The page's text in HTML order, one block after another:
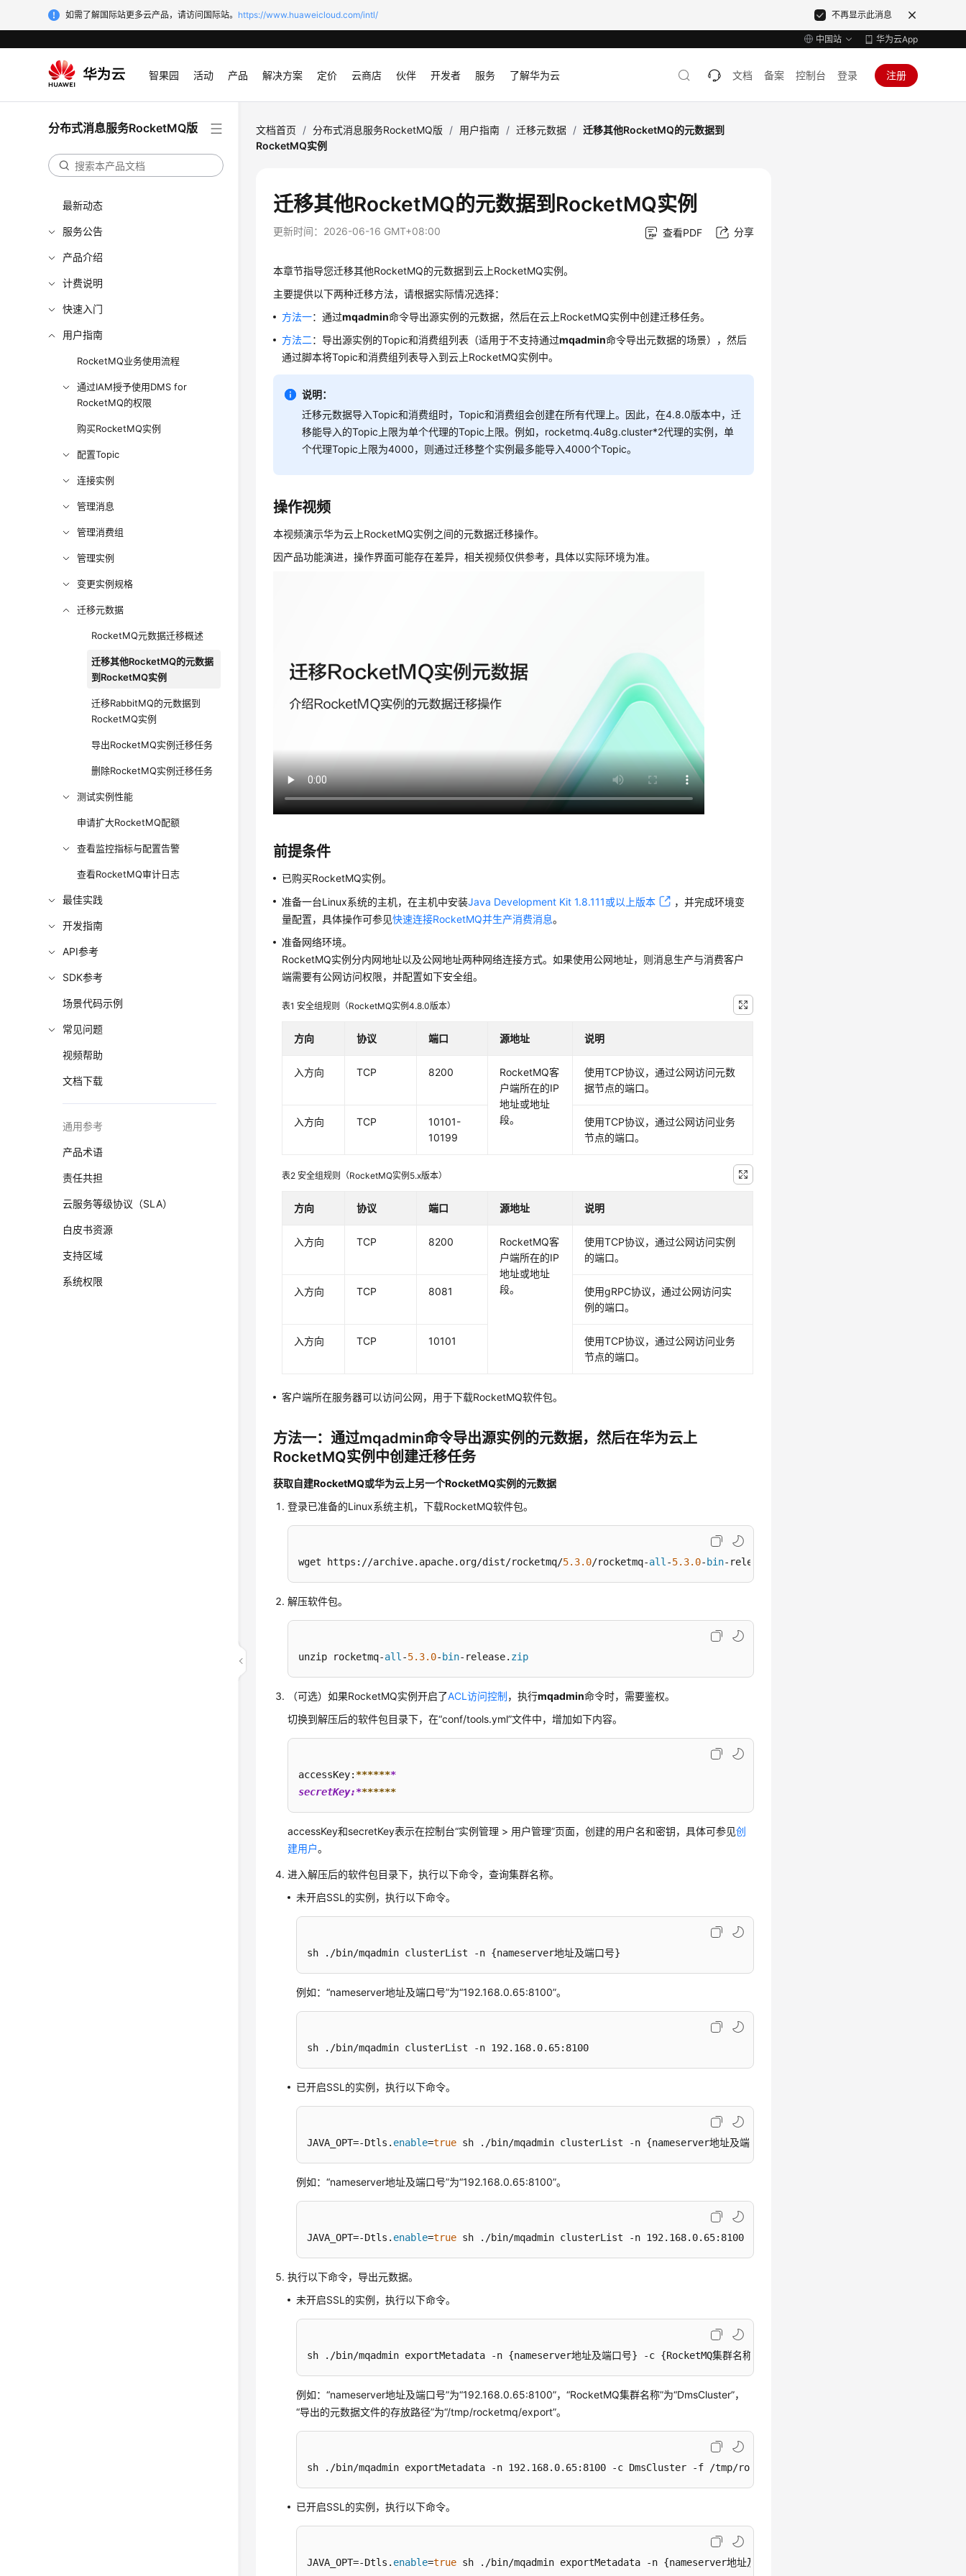
如需了解国际站更多云产品，请访问国际站。 https://www.huaweicloud.com/intl/ 不再显示此消息
中国站 华为云App
智果园 活动 产品 解决方案 定价 云商店 伙伴 开发者 服务 了解华为云 文档 备案 控制台 登录 注册
分布式消息服务RocketMQ版
最新动态
服务公告
产品介绍
计费说明
快速入门
用户指南
RocketMQ业务使用流程
通过IAM授予使用DMS for
RocketMQ的权限
购买RocketMQ实例
配置Topic
连接实例
管理消息
管理消费组
管理实例
变更实例规格
迁移元数据
RocketMQ元数据迁移概述
迁移其他RocketMQ的元数据
到RocketMQ实例
迁移RabbitMQ的元数据到
RocketMQ实例
导出RocketMQ实例迁移任务
删除RocketMQ实例迁移任务
测试实例性能
申请扩大RocketMQ配额
查看监控指标与配置告警
查看RocketMQ审计日志
最佳实践
开发指南
API参考
SDK参考
场景代码示例
常见问题
视频帮助
文档下载
通用参考
产品术语
责任共担
云服务等级协议（SLA）
白皮书资源
支持区域
系统权限
文档首页 / 分布式消息服务RocketMQ版 / 用户指南 / 迁移元数据 / 迁移其他RocketMQ的元数据到
RocketMQ实例
迁移其他RocketMQ的元数据到RocketMQ实例
更新时间： 2026-06-16 GMT+08:00 查看PDF 分享
本章节指导您迁移其他RocketMQ的元数据到云上RocketMQ实例。
主要提供以下两种迁移方法，请根据实际情况选择：
方法一：通过mqadmin命令导出源实例的元数据，然后在云上RocketMQ实例中创建迁移任务。
方法二 ：导出源实例的Topic和消费组列表（适用于不支持通过mqadmin命令导出元数据的场景），然后
通过脚本将Topic和消费组列表导入到云上RocketMQ实例中。
说明：
迁移元数据导入Topic和消费组时，Topic和消费组会创建在所有代理上。因此，在4.8.0版本中，迁
移能导入的Topic上限为单个代理的Topic上限。例如，rocketmq.4u8g.cluster*2代理的实例，单
个代理Topic上限为4000，则通过迁移整个实例最多能导入4000个Topic。
操作视频
本视频演示华为云上RocketMQ实例之间的元数据迁移操作。
因产品功能演进，操作界面可能存在差异，相关视频仅供参考，具体以实际环境为准。
前提条件
已购买RocketMQ实例。
准备一台Linux系统的主机，在主机中安装Java Development Kit 1.8.111或以上版本
，并完成环境变
量配置，具体操作可参见快速连接RocketMQ并生产消费消息。
准备网络环境。
RocketMQ实例分内网地址以及公网地址两种网络连接方式。如果使用公网地址，则消息生产与消费客户
端需要有公网访问权限，并配置如下安全组。
表1安全组规则（RocketMQ实例4.8.0版本）
方向 协议 端口 源地址 说明
入方向 TCP 8200
RocketMQ客
户端所在的IP
地址或地址
段。
使用TCP协议，通过公网访问元数
据节点的端口。
入方向 TCP
10101-
10199
使用TCP协议，通过公网访问业务
节点的端口。
表2安全组规则（RocketMQ实例5.x版本）
方向 协议 端口 源地址 说明
入方向 TCP 8200
RocketMQ客
户端所在的IP
地址或地址
段。
使用TCP协议，通过公网访问实例
的端口。
入方向 TCP 8081
使用gRPC协议，通过公网访问实
例的端口。
入方向 TCP 10101
使用TCP协议，通过公网访问业务
节点的端口。
客户端所在服务器可以访问公网，用于下载RocketMQ软件包。
方法一：通过mqadmin命令导出源实例的元数据，然后在华为云上
RocketMQ实例中创建迁移任务
获取自建RocketMQ或华为云上另一个RocketMQ实例的元数据
登录已准备的Linux系统主机，下载RocketMQ软件包。
wget https://archive.apache.org/dist/rocketmq/5.3.0/rocketmq-all -5.3.0-bin-release.
解压软件包。
unzip rocketmq-all -5.3.0-bin-release. zip
（可选）如果RocketMQ实例开启了ACL访问控制，执行mqadmin命令时，需要鉴权。
切换到解压后的软件包目录下，在“conf/tools.yml”文件中，增加如下内容。
accessKey: *******
secretKey:*******
accessKey和secretKey表示在控制台“实例管理 > 用户管理”页面，创建的用户名和密钥，具体可参见创
建用户。
进入解压后的软件包目录下，执行以下命令，查询集群名称。
未开启SSL的实例，执行以下命令。
sh ./bin/mqadmin clusterList -n {nameserver地址及端口号}
例如：“nameserver地址及端口号”为“192.168.0.65:8100”。
sh ./bin/mqadmin clusterList -n 192.168.0.65:8100
已开启SSL的实例，执行以下命令。
JAVA_OPT=-Dtls. enable=true sh ./bin/mqadmin clusterList -n {nameserver地址及端口号}
例如：“nameserver地址及端口号”为“192.168.0.65:8100”。
JAVA_OPT=-Dtls. enable=true sh ./bin/mqadmin clusterList -n 192.168.0.65:8100
执行以下命令，导出元数据。
未开启SSL的实例，执行以下命令。
sh ./bin/mqadmin exportMetadata -n {nameserver地址及端口号} -c {RocketMQ集群名称} -f {导出的元数据文件的存放路径}
例如：“nameserver地址及端口号”为“192.168.0.65:8100”，“RocketMQ集群名称”为“DmsCluster”，
“导出的元数据文件的存放路径”为“/tmp/rocketmq/export”。
sh ./bin/mqadmin exportMetadata -n 192.168.0.65:8100 -c DmsCluster -f /tmp/rocketmq/export
已开启SSL的实例，执行以下命令。
JAVA_OPT=-Dtls. enable=true sh ./bin/mqadmin exportMetadata -n {nameserver地址及端口号} -c {RocketMQ集群名称} -f {导出的